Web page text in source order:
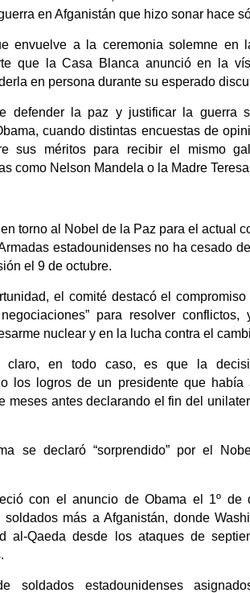
en Afganistán que hizo sonar hace
envuelve a la ceremonia solemne en
que la Casa Blanca anunció en la
en persona durante su esperado
defender la paz y justificar la guerra
cuando distintas encuestas de
sus méritos para recibir el mismo
como Nelson Mandela o la Madre
torno al Nobel de la Paz para el actual
estadounidenses no ha cesado
el 9 de octubre.
el comité destacó el
para resolver
nuclear y en la lucha contra el
claro, en todo caso, es que la
los logros de un presidente que había
meses antes declarando el fin del
se declaró “sorprendido” por el
con el anuncio de Obama el 1º de
soldados más a Afganistán, donde
al-Qaeda desde los ataques de
soldados estadounidenses